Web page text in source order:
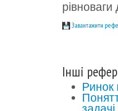
Завантажити
Інші
Ринок